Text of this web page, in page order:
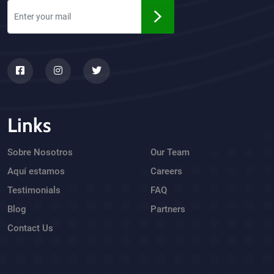
Links
Sobre Nosotros
Aquí estamos
Testimonials
Blog
Contact Us
Our Team
Careers
FAQ
Partners